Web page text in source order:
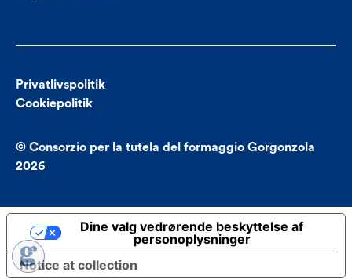
Privatlivspolitik
Cookiepolitik
© Consorzio per la tutela del formaggio Gorgonzola
2026
Notice at collection
Dine valg vedrørende beskyttelse af
personoplysninger